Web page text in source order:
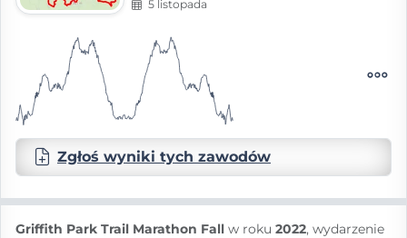
5 listopada
Zgłoś wyniki tych zawodów
Griffith Park Trail Marathon Fall w roku 2022, wydarzenie